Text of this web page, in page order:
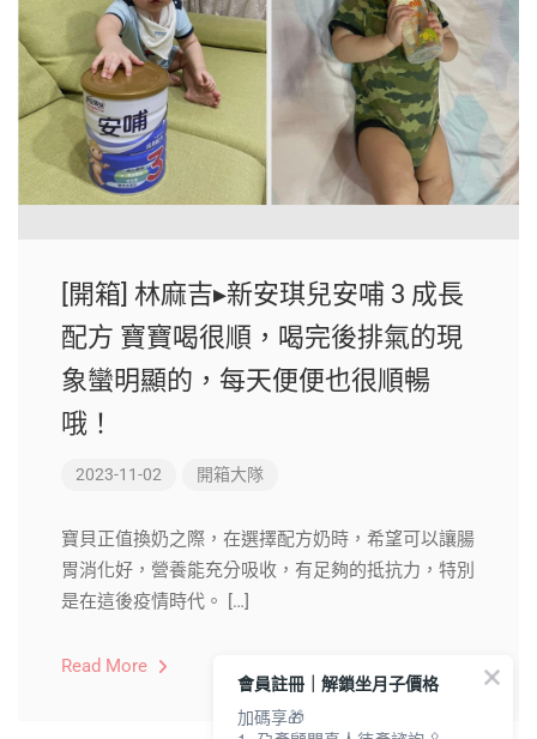
[開箱] 林麻吉▸新安琪兒安哺 3 成長
配方 寶寶喝很順，喝完後排氣的現
象蠻明顯的，每天便便也很順暢
哦！
2023-11-02 開箱大隊
寶貝正值換奶之際，在選擇配方奶時，希望可以讓腸
胃消化好，營養能充分吸收，有足夠的抵抗力，特別
是在這後疫情時代。 […]
Read More
會員註冊｜解鎖坐月子價格
加碼享🎁